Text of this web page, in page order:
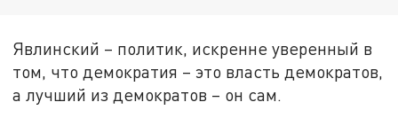
Явлинский – политик, искренне уверенный в
том, что демократия – это власть демократов,
а лучший из демократов – он сам.